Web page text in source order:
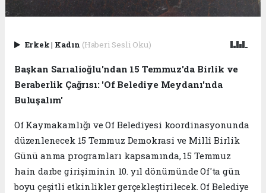
Erkek| Kadın (Haberi Sesli Oku)
Başkan Sarıalioğlu'ndan 15 Temmuz'da Birlik ve
Beraberlik Çağrısı: 'Of Belediye Meydanı'nda
Buluşalım'
Of Kaymakamlığı ve Of Belediyesi koordinasyonunda
düzenlenecek 15 Temmuz Demokrasi ve Millî Birlik
Günü anma programları kapsamında, 15 Temmuz
hain darbe girişiminin 10. yıl dönümünde Of'ta gün
boyu çeşitli etkinlikler gerçekleştirilecek. Of Belediye